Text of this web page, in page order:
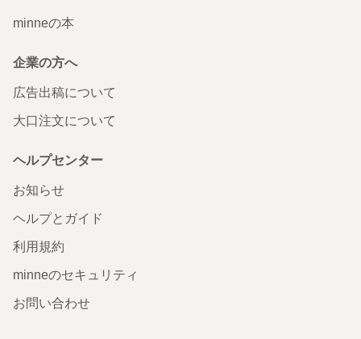
minneの本
企業の方へ
広告出稿について
大口注文について
ヘルプセンター
お知らせ
ヘルプとガイド
利用規約
minneのセキュリティ
お問い合わせ